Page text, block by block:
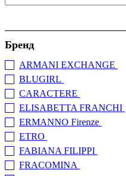
Бренд
ARMANI EXCHANGE
BLUGIRL
CARACTERE
ELISABETTA FRANCHI
ERMANNO Firenze
ETRO
FABIANA FILIPPI
FRACOMINA